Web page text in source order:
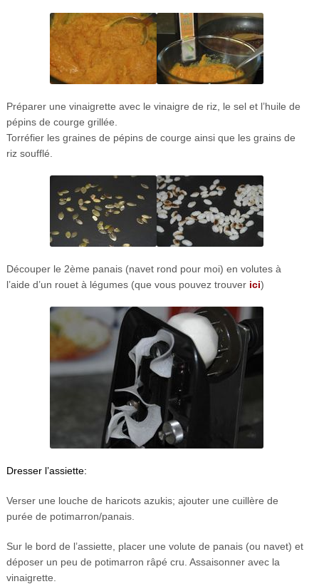
Préparer une vinaigrette avec le vinaigre de riz, le sel et l’huile de
pépins de courge grillée.
Torréfier les graines de pépins de courge ainsi que les grains de
riz soufflé.
Découper le 2ème panais (navet rond pour moi) en volutes à
l’aide d’un rouet à légumes (que vous pouvez trouver ici)
Dresser l’assiette:
Verser une louche de haricots azukis; ajouter une cuillère de
purée de potimarron/panais.
Sur le bord de l’assiette, placer une volute de panais (ou navet) et
déposer un peu de potimarron râpé cru. Assaisonner avec la
vinaigrette.